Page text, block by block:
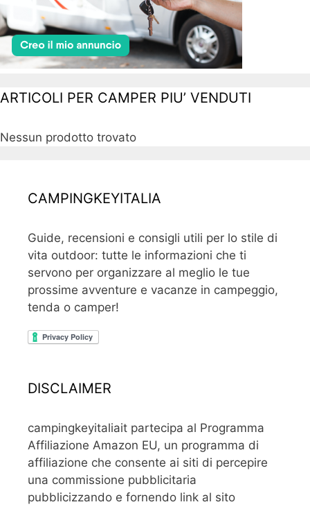
ARTICOLI PER CAMPER PIU’ VENDUTI
Nessun prodotto trovato
CAMPINGKEYITALIA
Guide, recensioni e consigli utili per lo stile di
vita outdoor: tutte le informazioni che ti
servono per organizzare al meglio le tue
prossime avventure e vacanze in campeggio,
tenda o camper!
DISCLAIMER
campingkeyitaliait partecipa al Programma
Affiliazione Amazon EU, un programma di
affiliazione che consente ai siti di percepire
una commissione pubblicitaria
pubblicizzando e fornendo link al sito